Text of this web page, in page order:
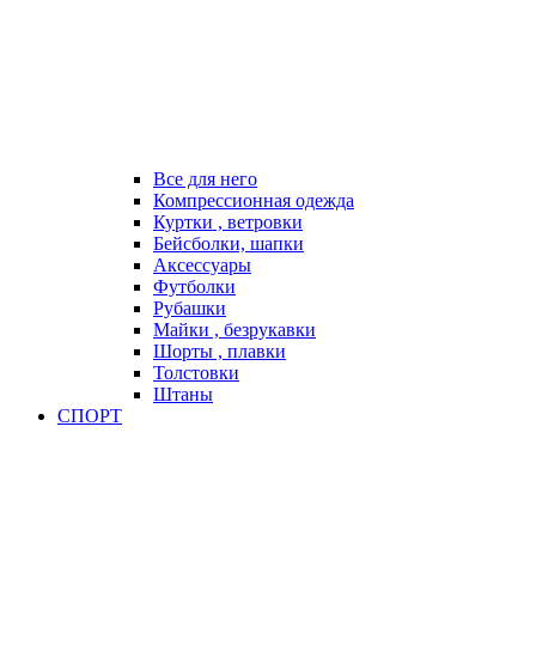
Все для него
Компрессионная одежда
Куртки , ветровки
Бейсболки, шапки
Аксессуары
Футболки
Рубашки
Майки , безрукавки
Шорты , плавки
Толстовки
Штаны
СПОРТ